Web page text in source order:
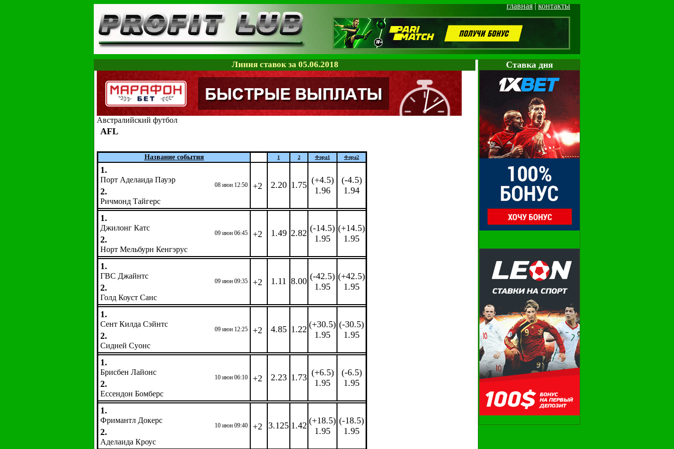
главная|контакты
Cтавка дня
Линия ставок за 05.06.2018
Австралийский футбол
AFL
Название события 1 2 Фора1 Фора2
1.
Порт Аделаида Пауэр
08 июн 12:50
2.
Ричмонд Тайгерс
+2 2.20 1.75 (+4.5)
1.96
(-4.5)
1.94
1.
Джилонг Катс
09 июн 06:45
2.
Норт Мельбурн Кенгэрус
+2 1.49 2.82 (-14.5)
1.95
(+14.5)
1.95
1.
ГВС Джайнтс
09 июн 09:35
2.
Голд Коуст Санс
+2 1.11 8.00 (-42.5)
1.95
(+42.5)
1.95
1.
Сент Килда Сэйнтс
09 июн 12:25
2.
Сидней Суонс
+2 4.85 1.22 (+30.5)
1.95
(-30.5)
1.95
1.
Брисбен Лайонс
10 июн 06:10
2.
Ессендон Бомберс
+2 2.23 1.73 (+6.5)
1.95
(-6.5)
1.95
1.
Фримантл Докерс
10 июн 09:40
2.
Аделаида Кроус
+2 3.125 1.42 (+18.5)
1.95
(-18.5)
1.95